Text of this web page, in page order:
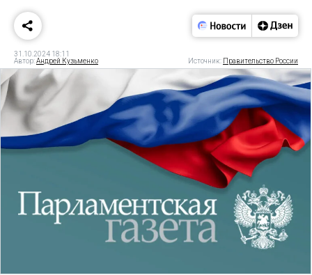
31.10.2024 18:11
Автор:Андрей Кузьменко Источник: Правительство России